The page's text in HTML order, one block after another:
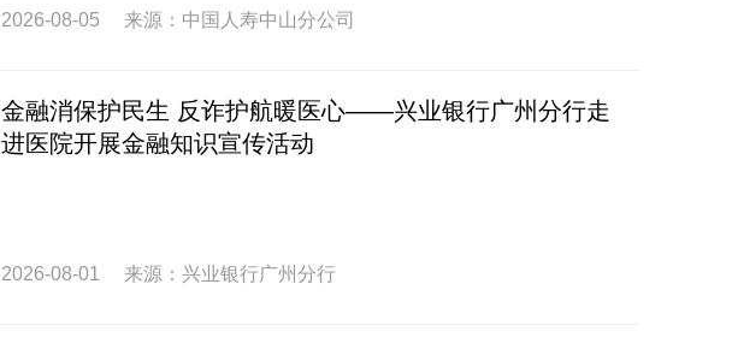
2026-08-05 来源：中国人寿中山分公司
金融消保护民生 反诈护航暖医心——兴业银行广州分行走
进医院开展金融知识宣传活动
2026-08-01 来源：兴业银行广州分行